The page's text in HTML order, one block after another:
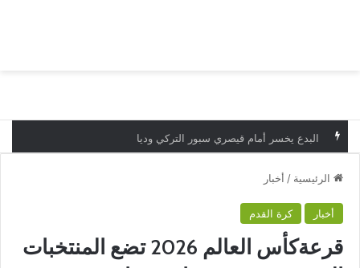
البدع يخسر أمام قيصري سبور التركي وديا
الرئيسية / أخبار
أخبار كرة القدم
قرعةكأس العالم 2026 تضع المنتخبات